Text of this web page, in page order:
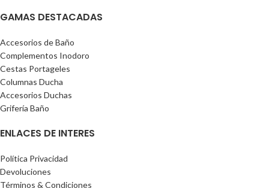
GAMAS DESTACADAS
Accesorios de Baño
Complementos Inodoro
Cestas Portageles
Columnas Ducha
Accesorios Duchas
Grifería Baño
ENLACES DE INTERES
Política Privacidad
Devoluciones
Términos & Condiciones